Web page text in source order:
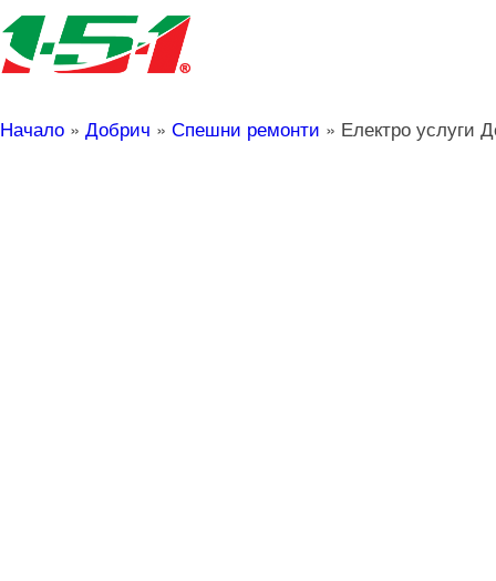
Начало » Добрич » Спешни ремонти » Електро услуги